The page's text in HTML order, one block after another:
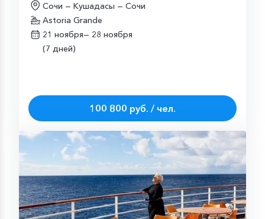
Сочи — Кушадасы — Сочи
Astoria Grande
21 ноября— 28 ноября
(7 дней)
100 800 руб. / чел.